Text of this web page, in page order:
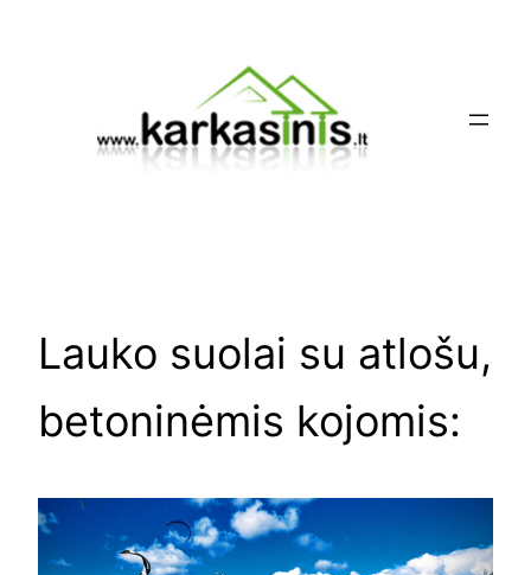
Lauko suolai su atlošu,
betoninėmis kojomis: